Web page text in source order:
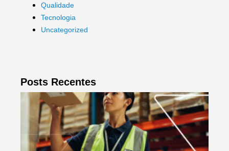
Qualidade
Tecnologia
Uncategorized
Posts Recentes